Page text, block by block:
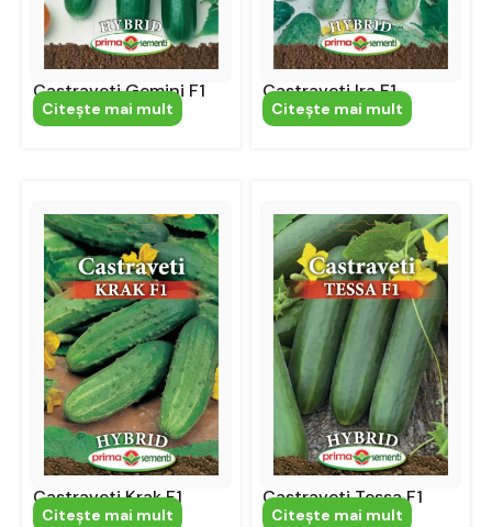
Castraveti Gemini F1
Citeşte mai mult
Castraveti Ira F1
Citeşte mai mult
Castraveti Krak F1
Citeşte mai mult
Castraveti Tessa F1
Citeşte mai mult